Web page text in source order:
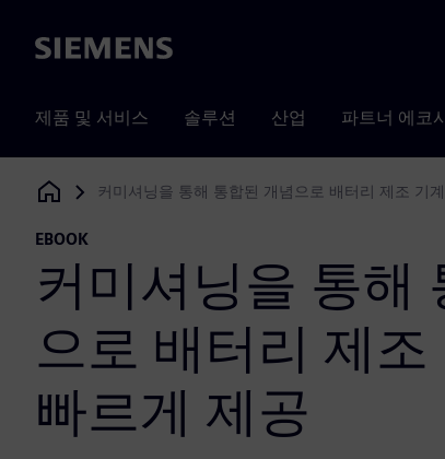
Siemens
제품 및 서비스 솔루션 산업 파트너 에코
Siemens Digital Industries Software
커미셔닝을 통해 통합된 개념으로 배터리 제조 기
EBOOK
커미셔닝을 통해
으로 배터리 제조
빠르게 제공